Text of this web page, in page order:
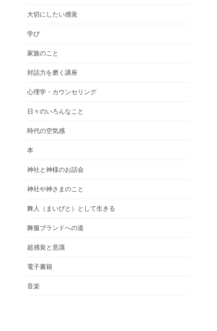
大切にしたい感覚
学び
家族のこと
対話力を磨く講座
心理学・カウンセリング
日々のいろんなこと
時代の空気感
本
神社と神様のお話会
神社や神さまのこと
舞人（まいびと）として生きる
舞服ブランドへの道
超感覚と意識
電子書籍
音楽